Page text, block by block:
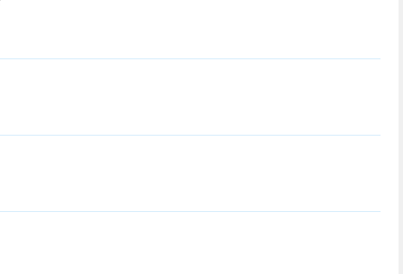
noonei789์Nitayapj